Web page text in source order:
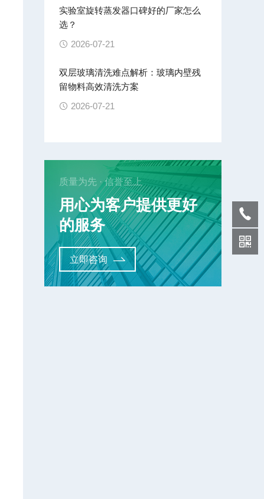
实验室旋转蒸发器口碑好的厂家怎么
选？
2026-07-21
双层玻璃清洗难点解析：玻璃内壁残
留物料高效清洗方案
2026-07-21
质量为先 · 信誉至上
用心为客户提供更好
的服务
立即咨询